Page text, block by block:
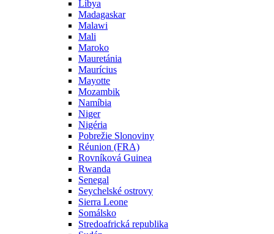
Líbya
Madagaskar
Malawi
Mali
Maroko
Mauretánia
Maurícius
Mayotte
Mozambik
Namíbia
Niger
Nigéria
Pobrežie Slonoviny
Réunion (FRA)
Rovníková Guinea
Rwanda
Senegal
Seychelské ostrovy
Sierra Leone
Somálsko
Stredoafrická republika